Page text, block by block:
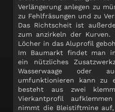
Verlängerung anlegen zu
zu Fehlfräsungen und zu
Das Richtscheit ist
zum anzirkeln der Kurven.
Löcher in das Aluprofil
Im Baumarkt findet man
ein nützliches
Wasserwaage oder
umfunktionieren kann zu
besteht aus zwei
Vierkantprofil
nimmt die Bleistiftmine